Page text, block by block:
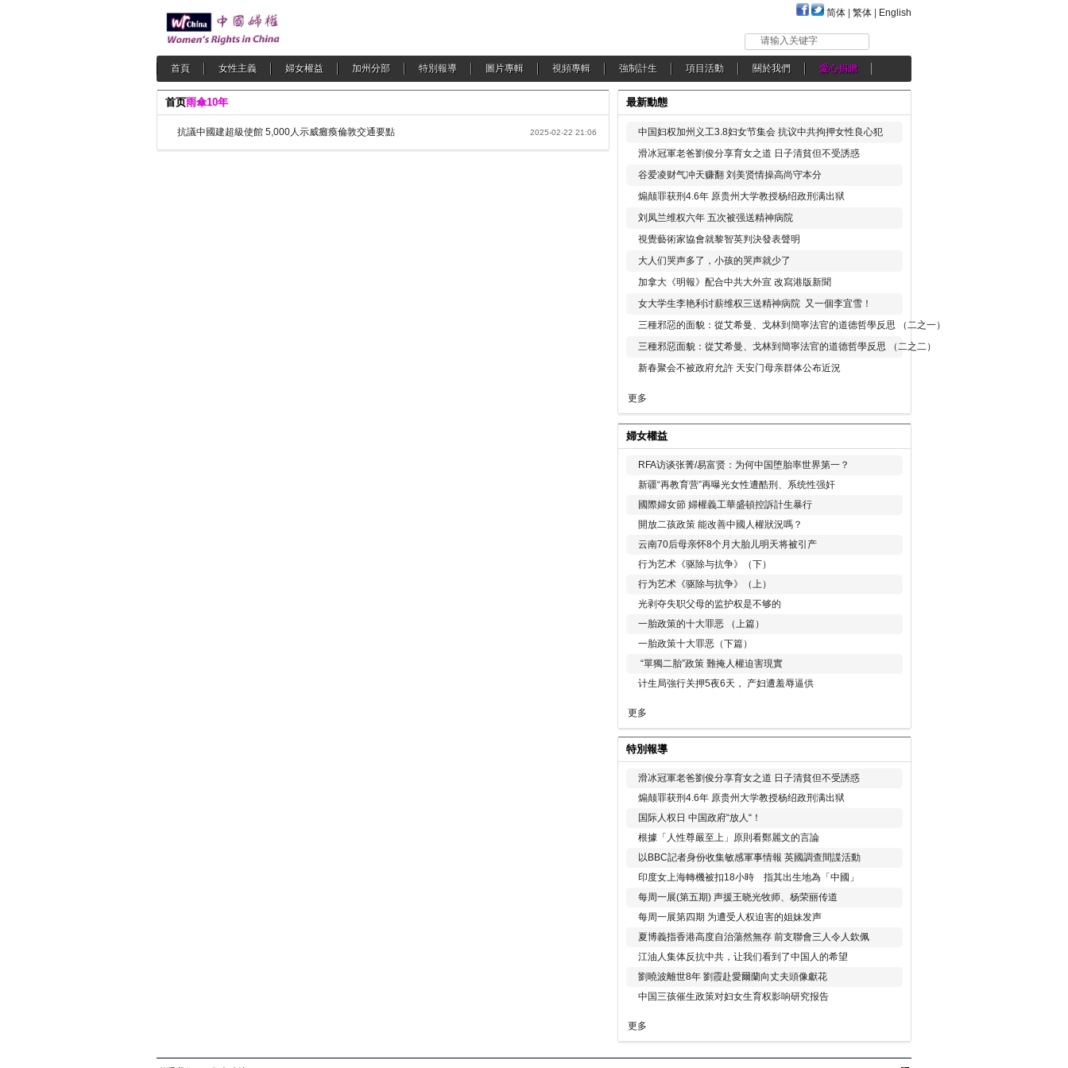
简体 繁体 English
请输入关键字
首頁 女性主義 婦女權益 加州分部 特別報導 圖片專輯 視頻專輯 強制計生 項目活動 關於我們 愛心捐贈
首页雨傘10年
抗議中國建超級使館 5,000人示威癱瘓倫敦交通要點 2025-02-22 21:06
最新動態
中国妇权加州义工3.8妇女节集会 抗议中共拘押女性良心犯
滑冰冠軍老爸劉俊分享育女之道 日子清貧但不受誘惑
谷爱凌财气冲天赚翻 刘美贤情操高尚守本分
煽颠罪获刑4.6年 原贵州大学教授杨绍政刑满出狱
刘凤兰维权六年 五次被强送精神病院
視覺藝術家協會就黎智英判決發表聲明
大人们哭声多了，小孩的哭声就少了
加拿大《明報》配合中共大外宣 改寫港版新聞
女大学生李艳利讨薪维权三送精神病院 又一個李宜雪！
三種邪惡的面貌：從艾希曼、戈林到簡寧法官的道德哲學反思 （二之一）
三種邪惡面貌：從艾希曼、戈林到簡寧法官的道德哲學反思 （二之二）
新春聚会不被政府允許 天安门母亲群体公布近況
更多
婦女權益
RFA访谈张菁/易富贤：为何中国堕胎率世界第一？
新疆“再教育营”再曝光女性遭酷刑、系统性强奸
國際婦女節 婦權義工華盛頓控訴計生暴行
開放二孩政策 能改善中國人權狀況嗎？
云南70后母亲怀8个月大胎儿明天将被引产
行为艺术《驱除与抗争》（下）
行为艺术《驱除与抗争》（上）
光剥夺失职父母的监护权是不够的
一胎政策的十大罪恶 （上篇）
一胎政策十大罪恶（下篇）
“單獨二胎”政策 難掩人權迫害現實
计生局強行关押5夜6天， 产妇遭羞辱逼供
更多
特別報導
滑冰冠軍老爸劉俊分享育女之道 日子清貧但不受誘惑
煽颠罪获刑4.6年 原贵州大学教授杨绍政刑满出狱
国际人权日 中国政府“放人“！
根據「人性尊嚴至上」原則看鄭麗文的言論
以BBC記者身份收集敏感軍事情報 英國調查間諜活動
印度女上海轉機被扣18小時 指其出生地為「中國」
每周一展(第五期) 声援王晓光牧师、杨荣丽传道
每周一展第四期 为遭受人权迫害的姐妹发声
夏博義指香港高度自治蕩然無存 前支聯會三人令人欽佩
江油人集体反抗中共，让我们看到了中国人的希望
劉曉波離世8年 劉霞赴愛爾蘭向丈夫頭像獻花
中国三孩催生政策对妇女生育权影响研究报告
更多